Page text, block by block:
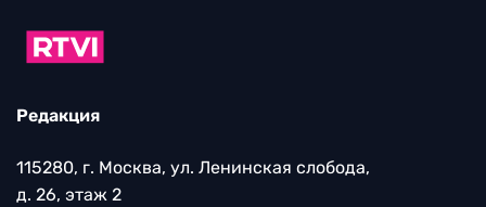
Редакция
115280, г. Москва, ул. Ленинская слобода,
д. 26, этаж 2